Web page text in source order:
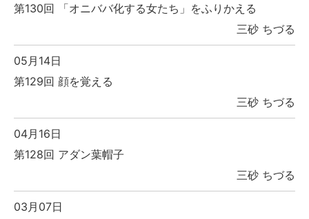
第130回 「オニババ化する女たち」をふりかえる
三砂 ちづる
05月14日
第129回 顔を覚える
三砂 ちづる
04月16日
第128回 アダン葉帽子
三砂 ちづる
03月07日